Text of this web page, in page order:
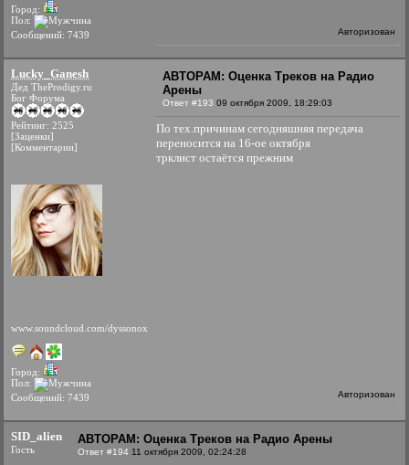
Город:
Пол:
Сообщений: 7439
Авторизован
Lucky_Ganesh
Дед TheProdigy.ru
Бог Форума
Рейтинг: 2525
[Заценки]
[Комментарии]
www.soundcloud.com/dyssonox
Город:
Пол:
Сообщений: 7439
АВТОРАМ: Оценка Треков на Радио
Арены
Ответ #193 09 октября 2009, 18:29:03
По тех.причинам сегодняшняя передача
переносится на 16-ое октября
трклист остаётся прежним
Авторизован
SID_alien
Гость
АВТОРАМ: Оценка Треков на Радио Арены
Ответ #194 11 октября 2009, 02:24:28